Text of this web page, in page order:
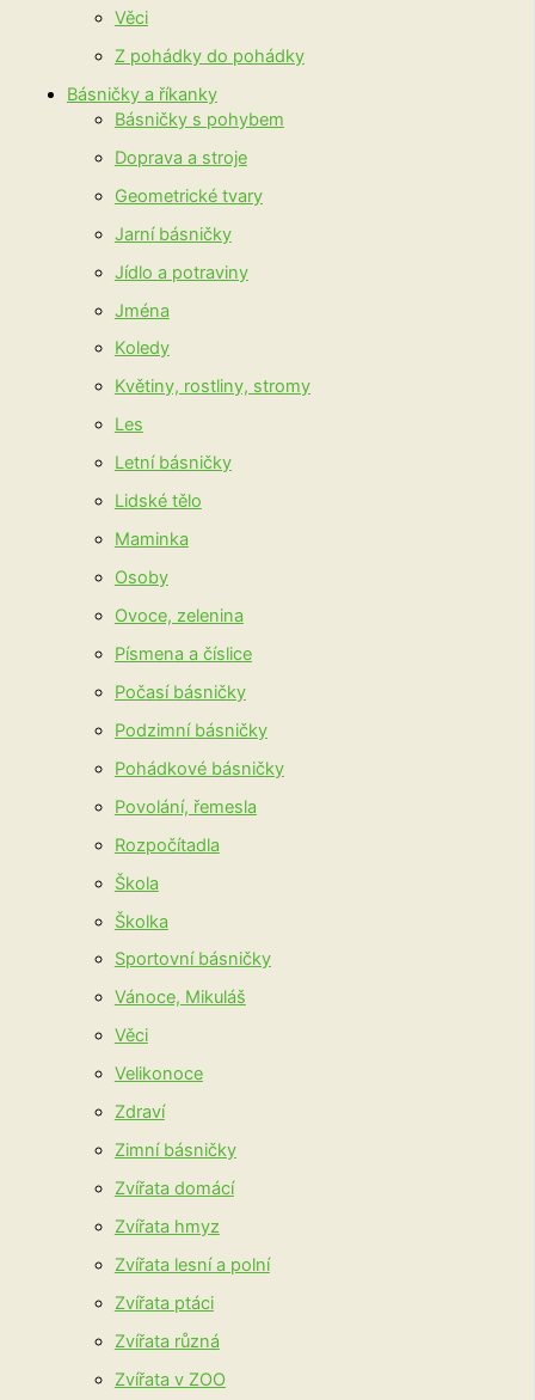
Věci
Z pohádky do pohádky
Básničky a říkanky
Básničky s pohybem
Doprava a stroje
Geometrické tvary
Jarní básničky
Jídlo a potraviny
Jména
Koledy
Květiny, rostliny, stromy
Les
Letní básničky
Lidské tělo
Maminka
Osoby
Ovoce, zelenina
Písmena a číslice
Počasí básničky
Podzimní básničky
Pohádkové básničky
Povolání, řemesla
Rozpočítadla
Škola
Školka
Sportovní básničky
Vánoce, Mikuláš
Věci
Velikonoce
Zdraví
Zimní básničky
Zvířata domácí
Zvířata hmyz
Zvířata lesní a polní
Zvířata ptáci
Zvířata různá
Zvířata v ZOO